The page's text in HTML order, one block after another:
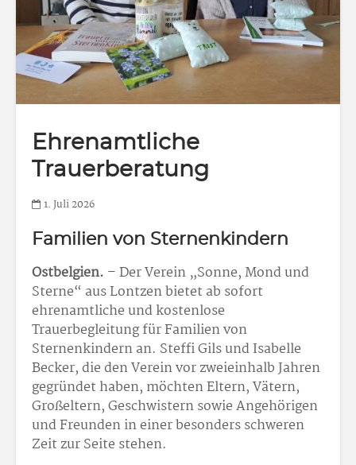
Ehrenamtliche
Trauerberatung
1. Juli 2026
Familien von Sternenkindern
Ostbelgien. – Der Verein „Sonne, Mond und
Sterne“ aus Lontzen bietet ab sofort
ehrenamtliche und kostenlose
Trauerbegleitung für Familien von
Sternenkindern an. Steffi Gils und Isabelle
Becker, die den Verein vor zweieinhalb Jahren
gegründet haben, möchten Eltern, Vätern,
Großeltern, Geschwistern sowie Angehörigen
und Freunden in einer besonders schweren
Zeit zur Seite stehen.